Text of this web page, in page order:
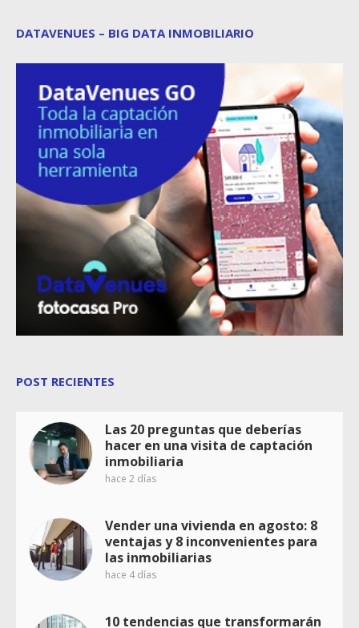
DATAVENUES – BIG DATA INMOBILIARIO
POST RECIENTES
Las 20 preguntas que deberías
hacer en una visita de captación
inmobiliaria
hace 2 días
Vender una vivienda en agosto: 8
ventajas y 8 inconvenientes para
las inmobiliarias
hace 4 días
10 tendencias que transformarán